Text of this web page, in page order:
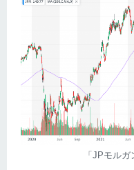
「JPモル